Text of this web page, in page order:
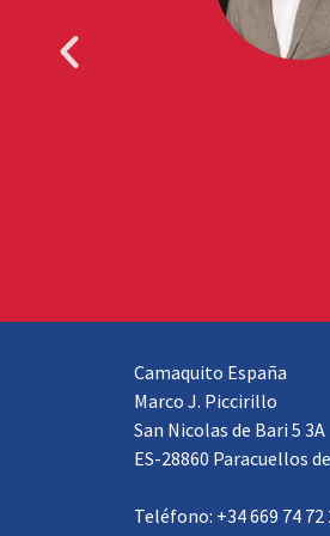
Camaquito España
Marco J. Piccirillo
San Nicolas de Bari 5 3A
ES-28860 Paracuellos
Teléfono: +34 669 74 72